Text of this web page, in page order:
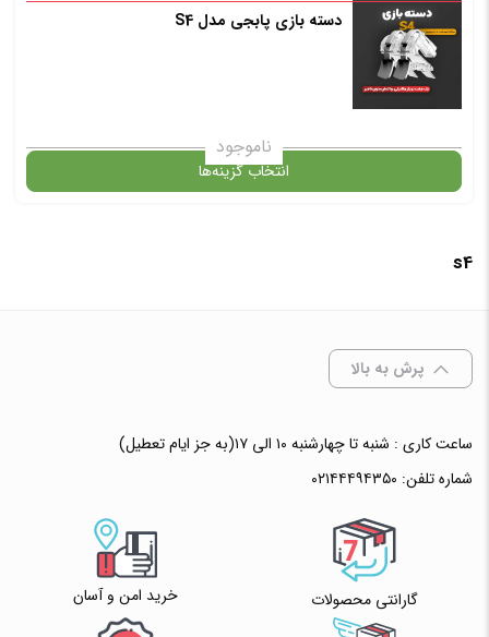
دسته بازی پابجی مدل S4
ناموجود
انتخاب گزینه‌ها
s4
پرش به بالا
ساعت کاری : شنبه تا چهارشنبه ۱۰ الی ۱۷(به جز ایام تعطیل)
شماره تلفن: ۰۲۱۴۴۴۹۴۳۵۰
گارانتی محصولات خرید امن و آسان